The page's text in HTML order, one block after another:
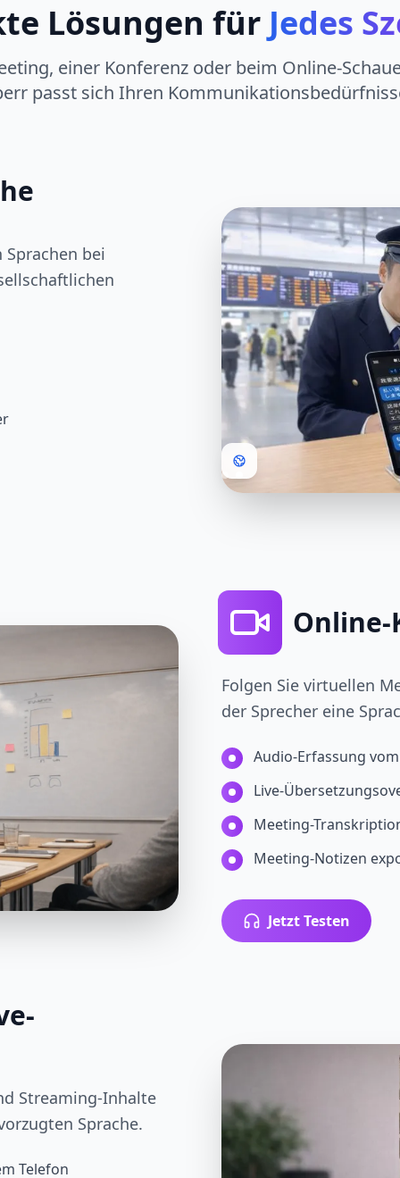
Lösungen für Jedes
einer Konferenz oder beim Online-
passt sich Ihren
bei
Folgen Sie virtuellen
der Sprecher eine
Audio-Erfassung
Live-
Meeting-
Meeting-Notizen
Jetzt Testen
Streaming-Inhalte
Sprache.
Telefon